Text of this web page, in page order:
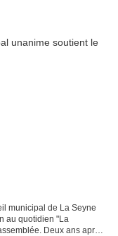
municipal de La Seyne
au quotidien "La
Deux ans après